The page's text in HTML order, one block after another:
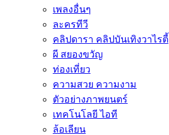
เพลงอื่นๆ
ละครทีวี
คลิปดารา คลิปบันเทิงวาไรตี้
ผี สยองขวัญ
ท่องเที่ยว
ความสวย ความงาม
ตัวอย่างภาพยนตร์
เทคโนโลยี ไอที
ล้อเลียน